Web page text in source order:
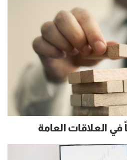
في العلاقات العامة